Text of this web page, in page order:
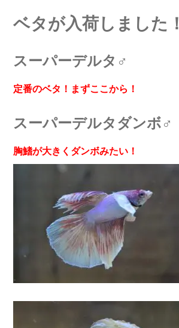
ベタが入荷しました！
スーパーデルタ♂
定番のベタ！まずここから！
スーパーデルタダンボ♂
胸鰭が大きくダンボみたい！